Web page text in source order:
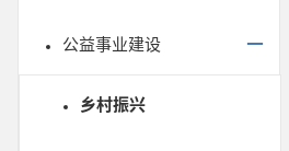
公益事业建设
乡村振兴